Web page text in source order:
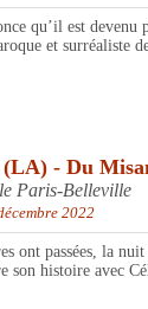
qu’il est
et surréaliste
- Du
Paris-Belleville
2022
passées, la nuit
son histoire avec